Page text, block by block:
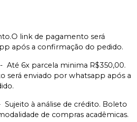
link de pagamento será
após a confirmação do pedido.
- Até 6x parcela minima R$350,00.
será enviado por whatsapp após a
Sujeito à análise de crédito. Boleto
de compras acadêmicas.